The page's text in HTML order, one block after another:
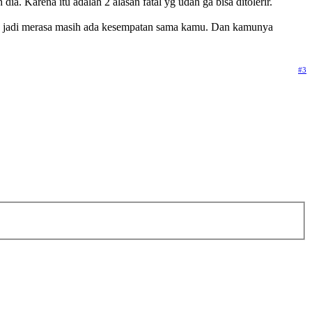
merasa masih ada kesempatan sama kamu. Dan kamunya
#3